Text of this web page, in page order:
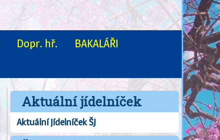
Dopr. hř.
BAKALÁŘI
Aktuální jídelníček
Aktuální jídelníček ŠJ